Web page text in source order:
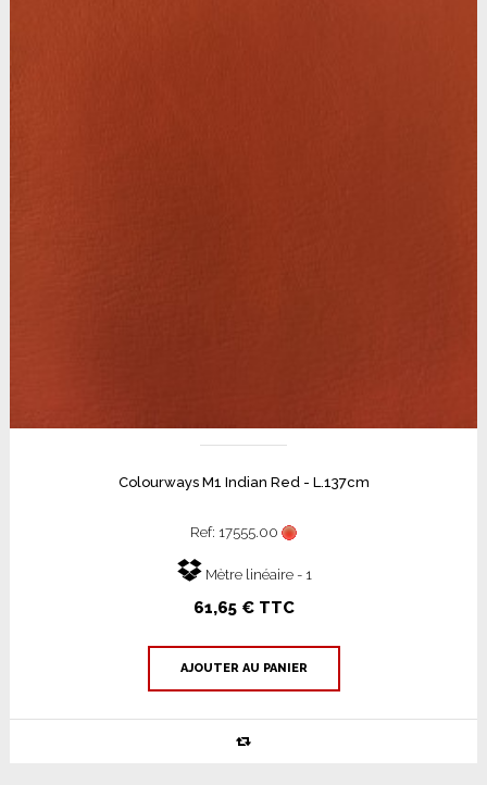
Colourways M1 Indian Red - L.137cm
Ref: 17555.00
Mètre linéaire - 1
61,65 € TTC
AJOUTER AU PANIER